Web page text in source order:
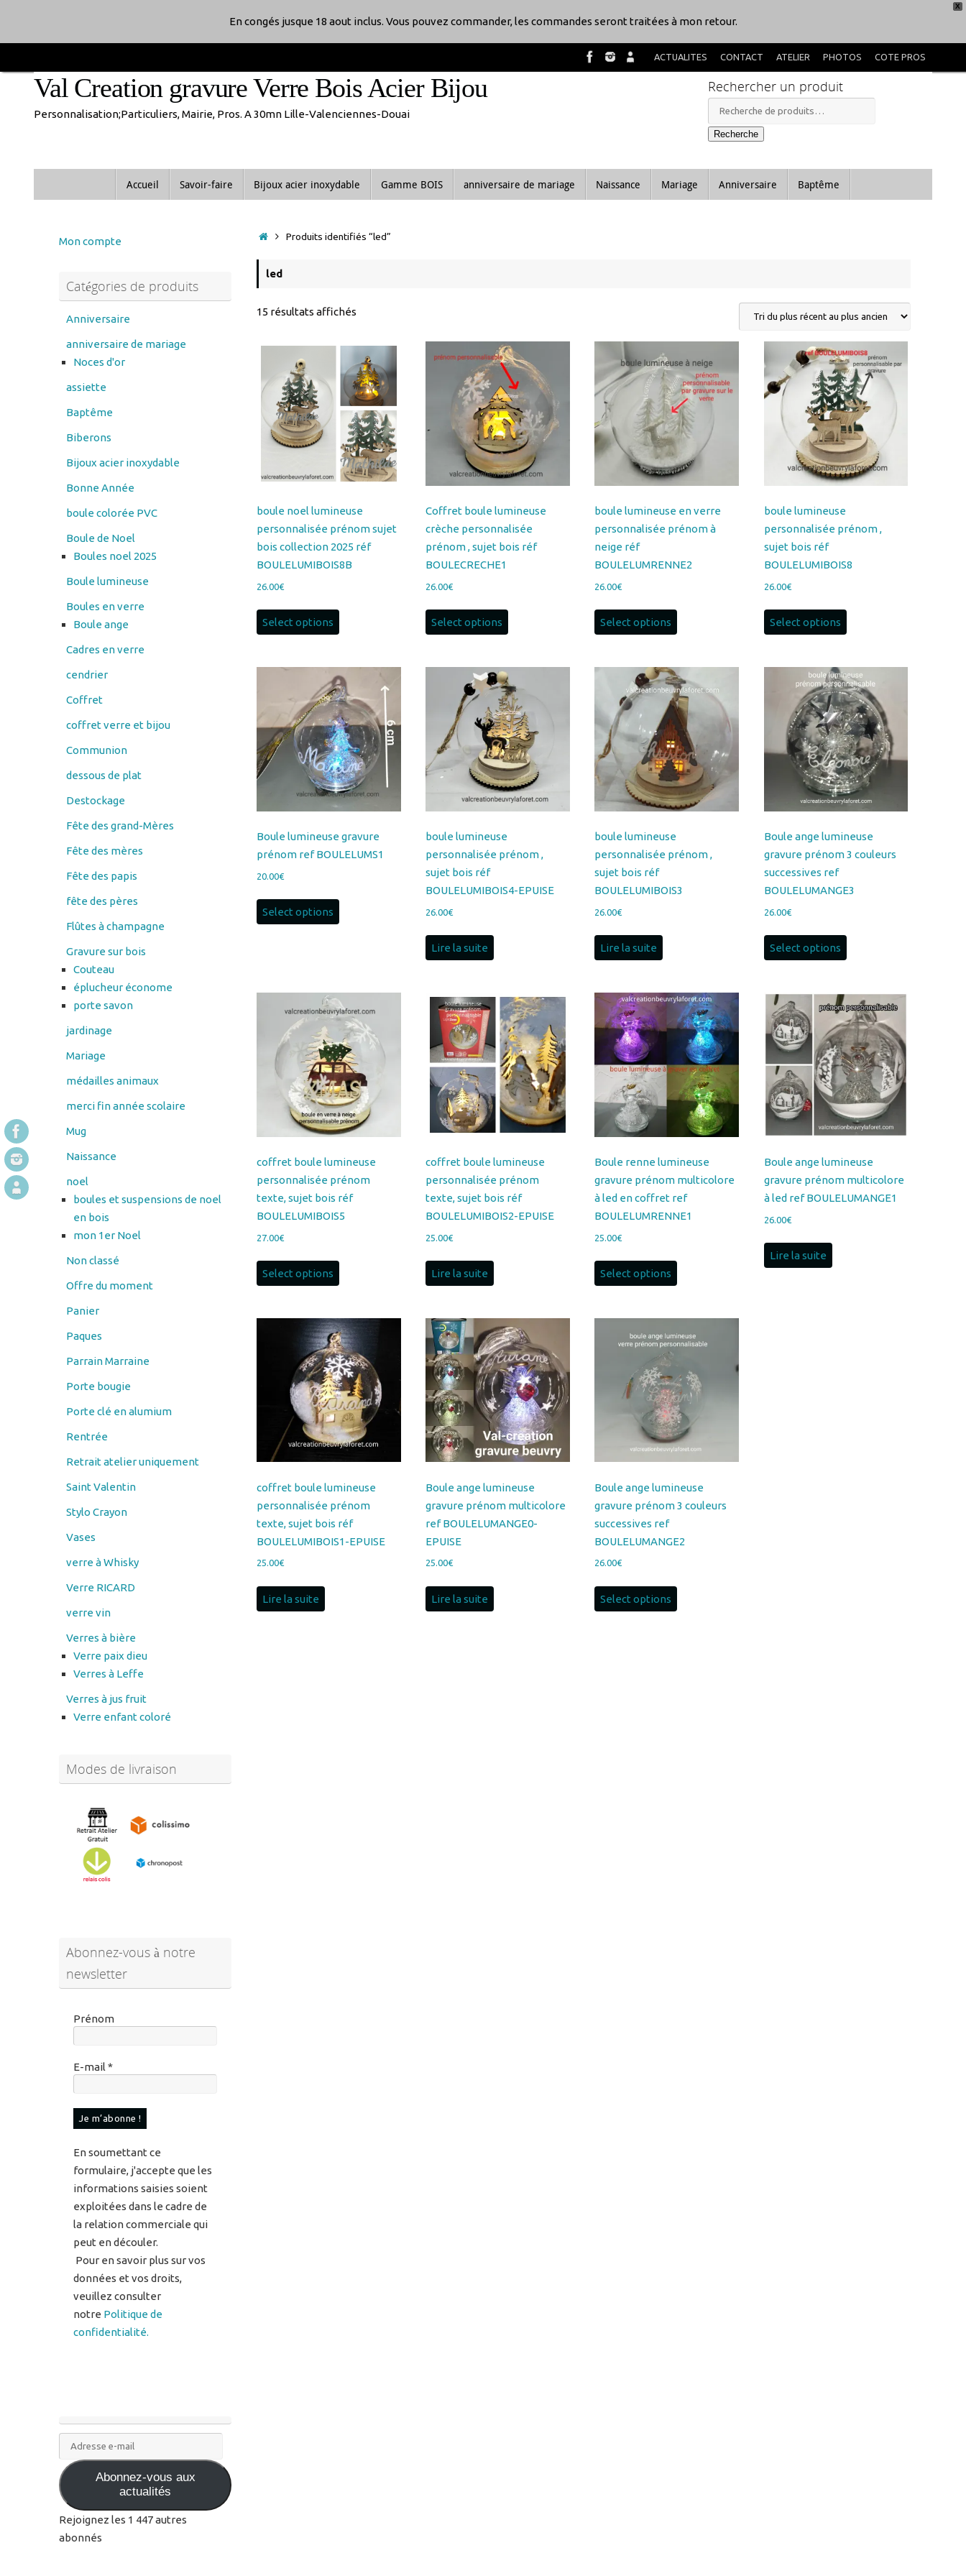
X
contenuVal Creation gravure Verre Bois Acier Bijou
Personnalisation;Particuliers, Mairie, Pros. A 30mn Lille-Valenciennes-Douai
Rechercher un produit
Recherche
pour :
Recherche
Anniversaire
Produits identifiés “led”
led
15 résultats affichés
plus
ancien
boule noel lumineuse
personnalisée prénom sujet
bois collection 2025 réf
BOULELUMIBOIS8B
26.00 €
Coffret boule lumineuse
crèche personnalisée
prénom , sujet bois réf
BOULECRECHE1
26.00 €
boule lumineuse en verre
personnalisée prénom à
neige réf
BOULELUMRENNE2
26.00 €
boule lumineuse
personnalisée prénom ,
sujet bois réf
BOULELUMIBOIS8
26.00€
Boule lumineuse gravure
prénom ref BOULELUMS1
20.00 €
boule lumineuse
personnalisée prénom ,
sujet bois réf
BOULELUMIBOIS4-EPUISE
26.00€
boule lumineuse
personnalisée prénom ,
sujet bois réf
BOULELUMIBOIS3
26.00€
Boule ange lumineuse
gravure prénom 3 couleurs
successives ref
BOULELUMANGE3
26.00€
coffret boule lumineuse
personnalisée prénom
texte, sujet bois réf
BOULELUMIBOIS5
27.00 €
coffret boule lumineuse
personnalisée prénom
texte, sujet bois réf
BOULELUMIBOIS2-EPUISE
25.00€
Boule renne lumineuse
gravure prénom multicolore
à led en coffret ref
BOULELUMRENNE1
25.00€
Boule ange lumineuse
gravure prénom multicolore
à led ref BOULELUMANGE1
26.00€
coffret boule lumineuse
personnalisée prénom
texte, sujet bois réf
BOULELUMIBOIS1-EPUISE
25.00 €
Boule ange lumineuse
gravure prénom multicolore
ref BOULELUMANGE0-
25.00€
Boule ange lumineuse
gravure prénom 3 couleurs
successives ref
BOULELUMANGE2
26.00€
Mon compte
Catégories de produits
anniversaire de mariage
Noces d'or
assiette
Baptême
Biberons
Bijoux acier inoxydable
Bonne Année
boule colorée PVC
Boule de Noel
Boules noel 2025
Boule lumineuse
Boules en verre
Boule ange
Cadres en verre
cendrier
Coffret
coffret verre et bijou
Communion
dessous de plat
Destockage
Fête des grand-Mères
Fête des mères
Fête des papis
fête des pères
Flûtes à champagne
Gravure sur bois
Couteau
éplucheur économe
jardinage
Mariage
médailles animaux
merci fin année scolaire
Mug
Naissance
noel
boules et suspensions de noel
en bois
mon 1er Noel
Non classé
Offre du moment
Panier
Paques
Parrain Marraine
Porte bougie
Porte clé en alumium
Rentrée
Retrait atelier uniquement
Saint Valentin
Stylo Crayon
Vases
verre à Whisky
Verre RICARD
verre vin
Verres à bière
Verre paix dieu
Verres à Leffe
Verres à jus fruit
Verre enfant coloré
Modes de livraison
Prénom
E-mail*
En soumettant ce
formulaire, j'accepte que les
exploitées dans le cadre de
peut en découler.
Pour en savoir plus sur vos
données et vos droits,
veuillez consulter
notre Politique de
confidentialité.
mail
Abonnez-vous aux
actualités
Rejoignez les 1 447 autres
abonnés